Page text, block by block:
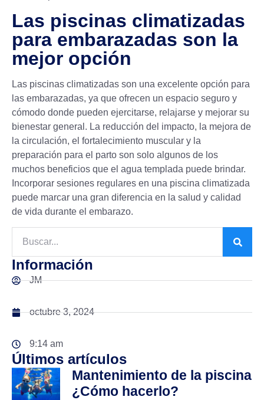
Las piscinas climatizadas
para embarazadas son la
mejor opción
Las piscinas climatizadas son una excelente opción para
las embarazadas, ya que ofrecen un espacio seguro y
cómodo donde pueden ejercitarse, relajarse y mejorar su
bienestar general. La reducción del impacto, la mejora de
la circulación, el fortalecimiento muscular y la
preparación para el parto son solo algunos de los
muchos beneficios que el agua templada puede brindar.
Incorporar sesiones regulares en una piscina climatizada
puede marcar una gran diferencia en la salud y calidad
de vida durante el embarazo.
Información
JM
octubre 3, 2024
9:14 am
Últimos artículos
Mantenimiento de la piscina
¿Cómo hacerlo?